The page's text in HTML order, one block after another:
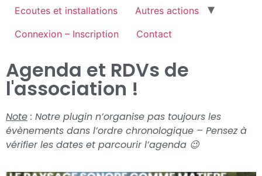
Ecoutes et installations
Autres actions
Connexion – Inscription
Contact
Agenda et RDVs de
l'association !
Note : Notre plugin n’organise pas toujours les
évènements dans l’ordre chronologique – Pensez à
vérifier les dates et parcourir l’agenda 😉